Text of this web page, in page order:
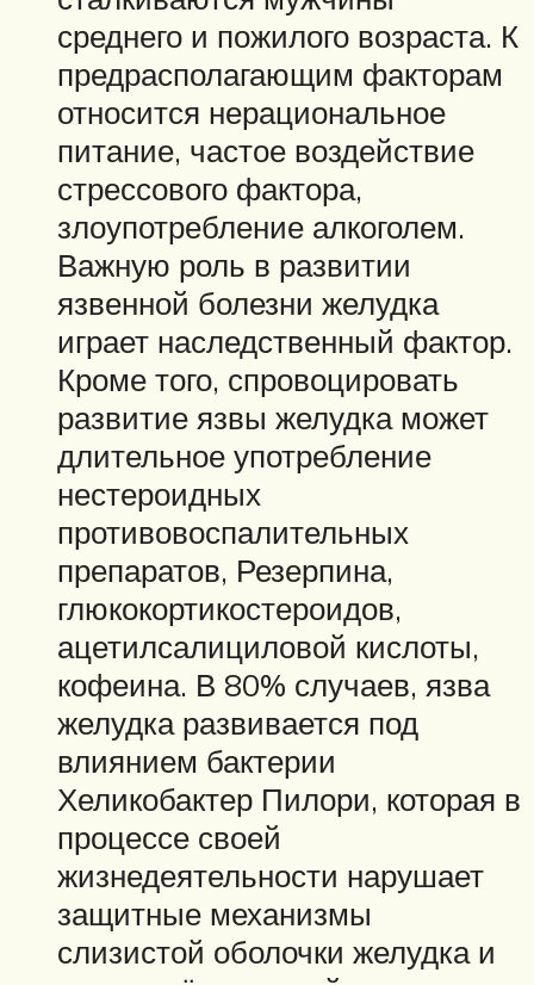
среднего и пожилого возраста. К
предрасполагающим факторам
относится нерациональное
питание, частое воздействие
стрессового фактора,
злоупотребление алкоголем.
Важную роль в развитии
язвенной болезни желудка
играет наследственный фактор.
Кроме того, спровоцировать
развитие язвы желудка может
длительное употребление
нестероидных
противовоспалительных
препаратов, Резерпина,
глюкокортикостероидов,
ацетилсалициловой кислоты,
кофеина. В 80% случаев, язва
желудка развивается под
влиянием бактерии
Хеликобактер Пилори, которая в
процессе своей
жизнедеятельности нарушает
защитные механизмы
слизистой оболочки желудка и